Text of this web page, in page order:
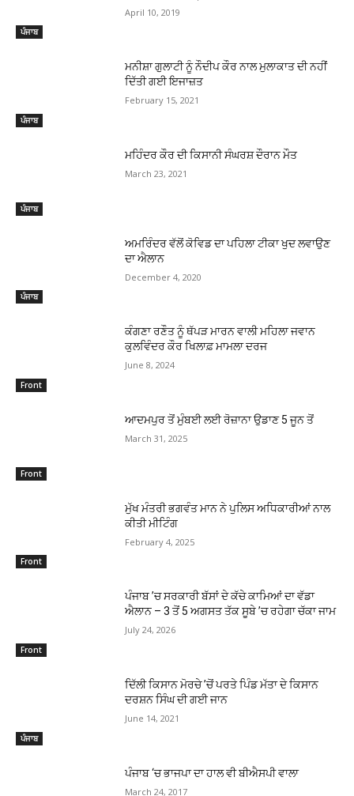
ਪੰਜਾਬ
April 10, 2019
ਪੰਜਾਬ
ਮਨੀਸ਼ਾ ਗੁਲਾਟੀ ਨੂੰ ਨੌਦੀਪ ਕੌਰ ਨਾਲ ਮੁਲਾਕਾਤ ਦੀ ਨਹੀਂ
ਦਿੱਤੀ ਗਈ ਇਜਾਜ਼ਤ
February 15, 2021
ਪੰਜਾਬ
ਮਹਿੰਦਰ ਕੌਰ ਦੀ ਕਿਸਾਨੀ ਸੰਘਰਸ਼ ਦੌਰਾਨ ਮੌਤ
March 23, 2021
ਪੰਜਾਬ
ਅਮਰਿੰਦਰ ਵੱਲੋਂ ਕੋਵਿਡ ਦਾ ਪਹਿਲਾ ਟੀਕਾ ਖੁਦ ਲਵਾਉਣ
ਦਾ ਐਲਾਨ
December 4, 2020
Front
ਕੰਗਣਾ ਰਣੌਤ ਨੂੰ ਥੱਪੜ ਮਾਰਨ ਵਾਲੀ ਮਹਿਲਾ ਜਵਾਨ
ਕੁਲਵਿੰਦਰ ਕੌਰ ਖਿਲਾਫ਼ ਮਾਮਲਾ ਦਰਜ
June 8, 2024
Front
ਆਦਮਪੁਰ ਤੋਂ ਮੁੰਬਈ ਲਈ ਰੋਜ਼ਾਨਾ ਉਡਾਣ 5 ਜੂਨ ਤੋਂ
March 31, 2025
Front
ਮੁੱਖ ਮੰਤਰੀ ਭਗਵੰਤ ਮਾਨ ਨੇ ਪੁਲਿਸ ਅਧਿਕਾਰੀਆਂ ਨਾਲ
ਕੀਤੀ ਮੀਟਿੰਗ
February 4, 2025
Front
ਪੰਜਾਬ ’ਚ ਸਰਕਾਰੀ ਬੱਸਾਂ ਦੇ ਕੱਚੇ ਕਾਮਿਆਂ ਦਾ ਵੱਡਾ
ਐਲਾਨ – 3 ਤੋਂ 5 ਅਗਸਤ ਤੱਕ ਸੂਬੇ ’ਚ ਰਹੇਗਾ ਚੱਕਾ ਜਾਮ
July 24, 2026
ਪੰਜਾਬ
ਦਿੱਲੀ ਕਿਸਾਨ ਮੋਰਚੇ ’ਚੋਂ ਪਰਤੇ ਪਿੰਡ ਮੱਤਾ ਦੇ ਕਿਸਾਨ
ਦਰਸ਼ਨ ਸਿੰਘ ਦੀ ਗਈ ਜਾਨ
June 14, 2021
ਪੰਜਾਬ ‘ਚ ਭਾਜਪਾ ਦਾ ਹਾਲ ਵੀ ਬੀਐਸਪੀ ਵਾਲਾ
March 24, 2017